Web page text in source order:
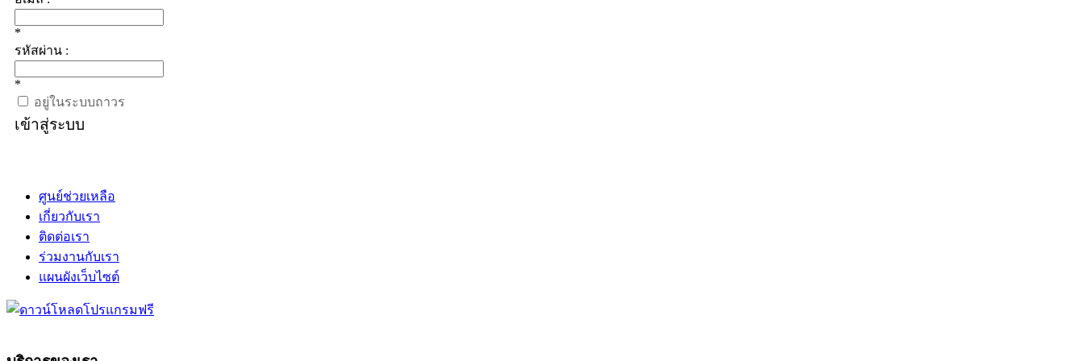
*
รหัสผ่าน :
*
อยู่ในระบบถาวร
เข้าสู่ระบบ
ศูนย์ช่วยเหลือ
เกี่ยวกับเรา
ติดต่อเรา
ร่วมงานกับเรา
แผนผังเว็บไซต์